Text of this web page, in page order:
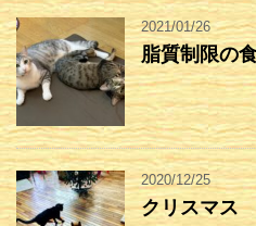
2021/01/26
脂質制限の
2020/12/25
クリスマス